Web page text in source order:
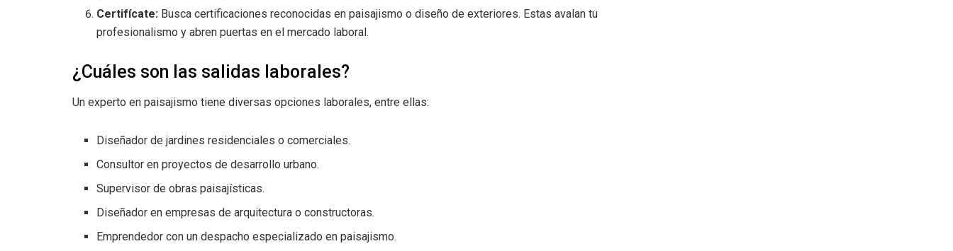
Certifícate: Busca certificaciones reconocidas en paisajismo o diseño de exteriores. Estas avalan tu
profesionalismo y abren puertas en el mercado laboral.
¿Cuáles son las salidas laborales?
Un experto en paisajismo tiene diversas opciones laborales, entre ellas:
Diseñador de jardines residenciales o comerciales.
Consultor en proyectos de desarrollo urbano.
Supervisor de obras paisajísticas.
Diseñador en empresas de arquitectura o constructoras.
Emprendedor con un despacho especializado en paisajismo.